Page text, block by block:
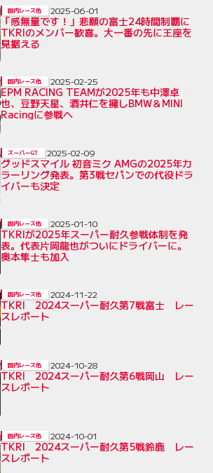
「感無量です！」悲願の富士24時間制覇に
TKRIのメンバー歓喜。大一番の先に王座を
見据える
国内レース他 2025-06-01
EPM RACING TEAMが2025年も中澤卓
也、豆野天星、酒井仁を擁しBMW＆MINI
Racingに参戦へ
国内レース他 2025-02-25
グッドスマイル 初音ミク AMGの2025年カ
ラーリング発表。第3戦セパンでの代役ドラ
イバーも決定
スーパーGT 2025-02-09
TKRIが2025年スーパー耐久参戦体制を発
表。代表片岡龍也がついにドライバーに。
奥本隼士も加入
国内レース他 2025-01-10
TKRI 2024スーパー耐久第7戦富士 レー
スレポート
国内レース他 2024-11-22
TKRI 2024スーパー耐久第6戦岡山 レー
スレポート
国内レース他 2024-10-28
TKRI 2024スーパー耐久第5戦鈴鹿 レー
スレポート
国内レース他 2024-10-01